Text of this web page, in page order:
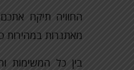
החוויה תיקח
מאתגרות במהירות
בין כל המשימות